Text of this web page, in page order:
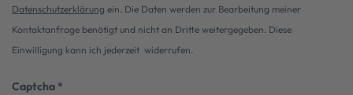
Datenschutzerklärung ein. Die Daten werden zur Bearbeitung meiner
Kontaktanfrage benötigt und nicht an Dritte weitergegeben. Diese
Einwilligung kann ich jederzeit widerrufen.
Captcha *